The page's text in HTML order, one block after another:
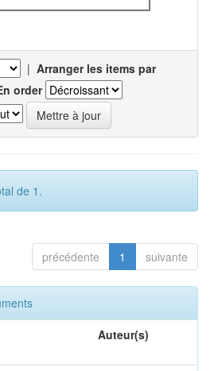
| Arranger les items par
order
de 1.
précédente 1 suivante
Auteur(s)